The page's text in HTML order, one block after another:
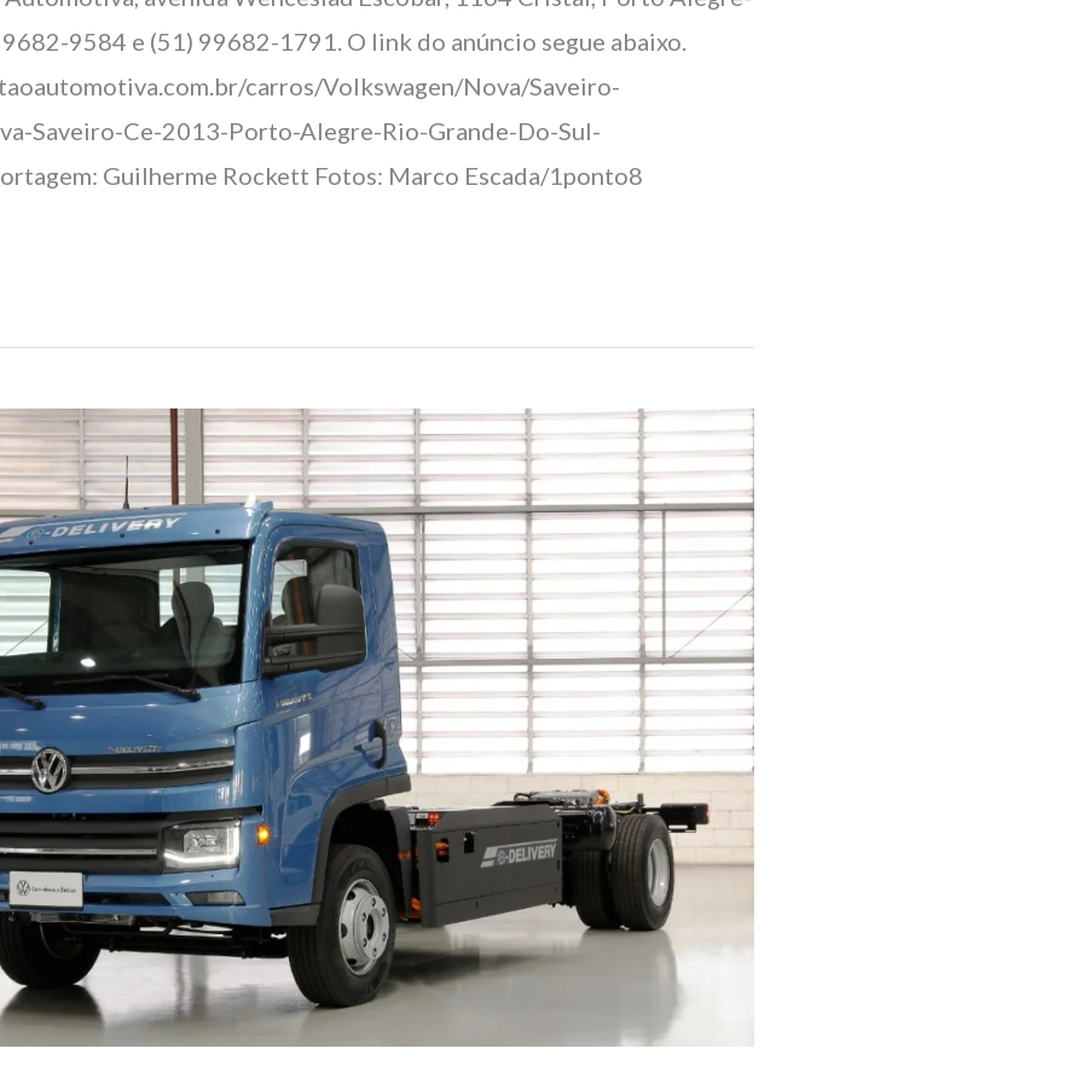
9584 e (51) 99682-1791. O link do anúncio segue abaixo.
carros/Volkswagen/Nova/Saveiro-
Saveiro-Ce-2013-Porto-Alegre-Rio-Grande-Do-Sul-
Guilherme Rockett Fotos: Marco Escada/1ponto8